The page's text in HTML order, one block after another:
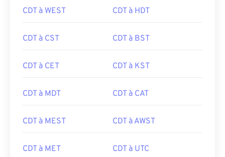
CDT à WEST CDT à HDT
CDT à CST CDT à BST
CDT à CET CDT à KST
CDT à MDT CDT à CAT
CDT à MEST CDT à AWST
CDT à MET CDT à UTC